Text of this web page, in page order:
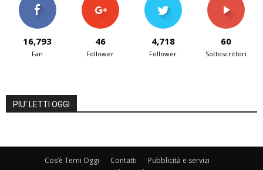
16,793
Fan
46
Follower
4,718
Follower
60
Sottoscrittori
PIU' LETTI OGGI
Cos’è Terni Oggi Contatti
Pubblicità e servizi